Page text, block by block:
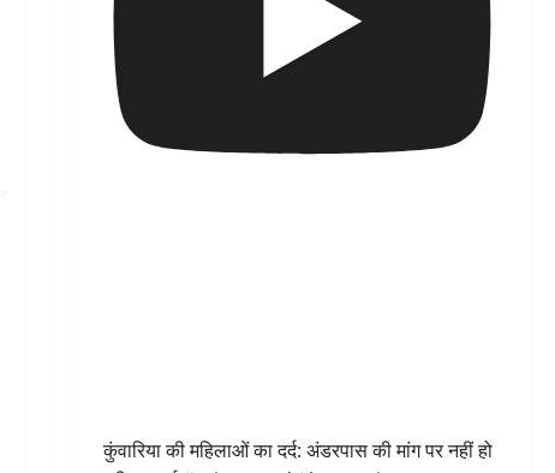
कुंवारिया की महिलाओं का दर्द: अंडरपास की मांग पर नहीं हो